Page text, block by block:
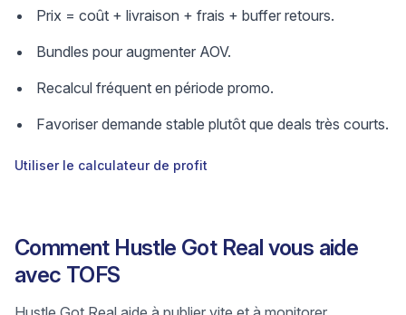
Prix = coût + livraison + frais + buffer retours.
Bundles pour augmenter AOV.
Recalcul fréquent en période promo.
Favoriser demande stable plutôt que deals très courts.
Utiliser le calculateur de profit
Comment Hustle Got Real vous aide
avec TOFS